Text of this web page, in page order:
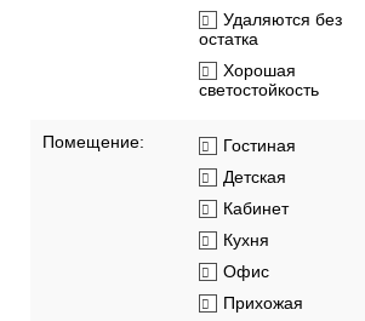
Удаляются без
остатка
Хорошая
светостойкость
Помещение:
Гостиная
Детская
Кабинет
Кухня
Офис
Прихожая